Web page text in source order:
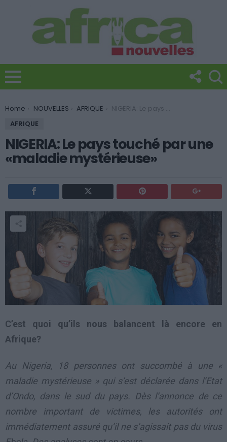
You are here:
Home NOUVELLES AFRIQUE
NIGERIA: Le pays touché par une «maladie mystérieuse»
AFRIQUE
NIGERIA: Le pays touché par une
«maladie mystérieuse»
C’est quoi qu’ils nous balancent là encore en
Afrique?
Au Nigeria, 18 personnes ont succombé à une «
maladie mystérieuse » qui s’est déclarée dans l’Etat
d’Ondo, dans le sud du pays. Dès l’annonce de ce
nombre important de victimes, les autorités ont
immédiatement assuré qu’il ne s’agissait pas du virus